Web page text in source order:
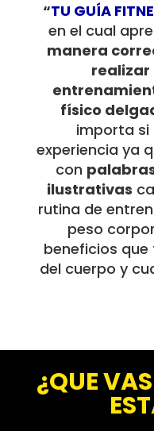
“TU GUÍA
en el cual
manera
realizar
físico
importa si
experiencia ya
con
ilustrativas
rutina de
peso
beneficios
del cuerpo y
¿QUE